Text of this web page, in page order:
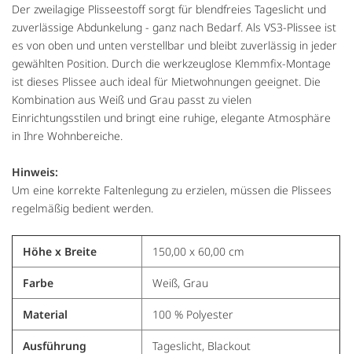
Der zweilagige Plisseestoff sorgt für blendfreies Tageslicht und
zuverlässige Abdunkelung - ganz nach Bedarf. Als VS3-Plissee ist
es von oben und unten verstellbar und bleibt zuverlässig in jeder
gewählten Position. Durch die werkzeuglose Klemmfix-Montage
ist dieses Plissee auch ideal für Mietwohnungen geeignet. Die
Kombination aus Weiß und Grau passt zu vielen
Einrichtungsstilen und bringt eine ruhige, elegante Atmosphäre
in Ihre Wohnbereiche.
Hinweis:
Um eine korrekte Faltenlegung zu erzielen, müssen die Plissees
regelmäßig bedient werden.
Höhe x Breite 150,00 x 60,00 cm
Farbe Weiß, Grau
Material 100 % Polyester
Ausführung Tageslicht, Blackout